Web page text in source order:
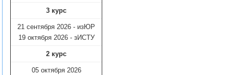
3 курс
21 сентября 2026 - изЮР
19 октября 2026 - зИСТУ
2 курс
05 октября 2026